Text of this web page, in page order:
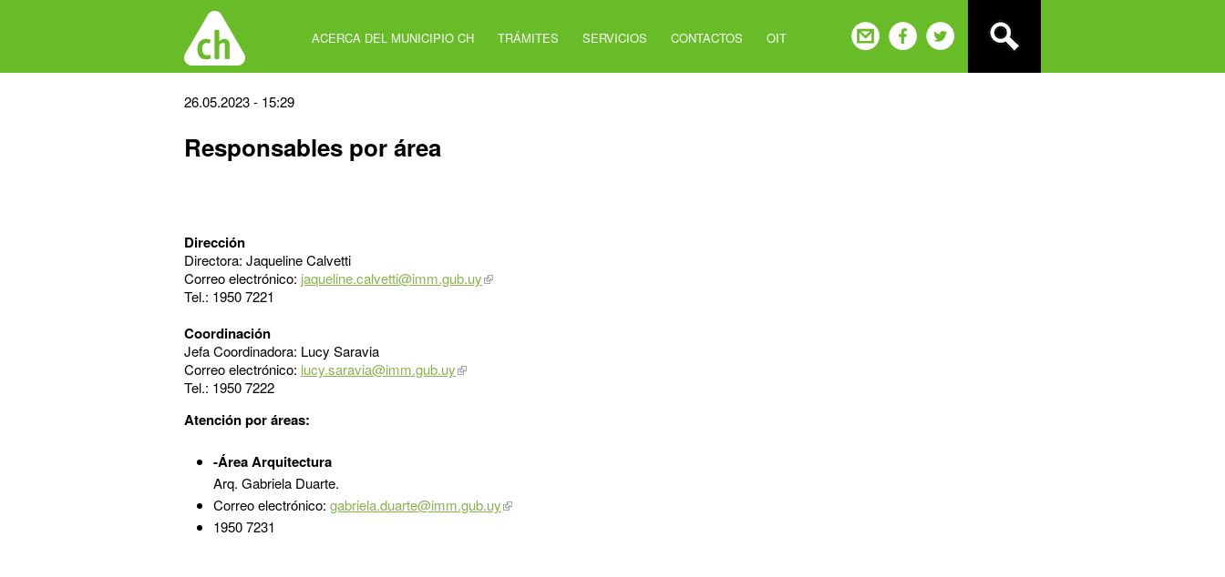
ACERCA DEL MUNICIPIO CH TRÁMITES SERVICIOS CONTACTOS OIT
Back
top
26.05.2023 - 15:29
Responsables por área
Dirección
Directora: Jaqueline Calvetti
Correo electrónico: jaqueline.calvetti@imm.gub.uy
Tel.: 1950 7221
Coordinación
Jefa Coordinadora: Lucy Saravia
Correo electrónico: lucy.saravia@imm.gub.uy
Tel.: 1950 7222
Atención por áreas:
-Área Arquitectura
Arq. Gabriela Duarte.
Correo electrónico: gabriela.duarte@imm.gub.uy
1950 7231